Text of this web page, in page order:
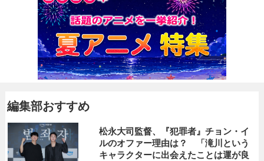
編集部おすすめ
松永大司監督、『犯罪者』チョン・イ
ルのオファー理由は？ 「滝川という
キャラクターに出会えたことは運が良